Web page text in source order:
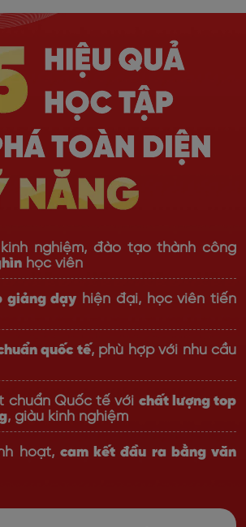
nghiệm, đào tạo thành công
học viên
giảng dạy hiện đại, học viên tiến
quốc tế, phù hợp với nhu cầu
chuẩn Quốc tế với chất lượng top
, giàu kinh nghiệm
hoạt, cam kết đầu ra bằng văn